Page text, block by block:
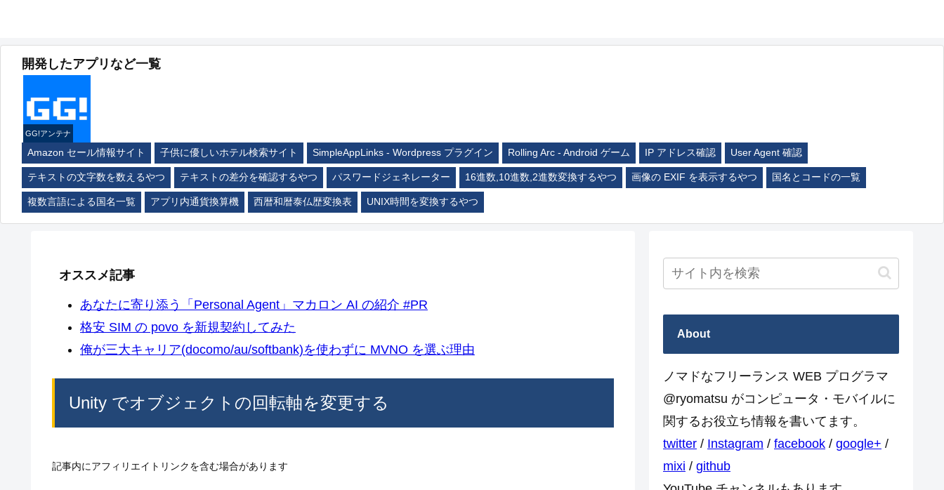
開発したアプリなど一覧
GG!アンテナ
Amazon セール情報サイト 子供に優しいホテル検索サイト SimpleAppLinks - Wordpress プラグイン Rolling Arc - Android ゲーム IP アドレス確認 User Agent 確認
テキストの文字数を数えるやつ テキストの差分を確認するやつ パスワードジェネレーター 16進数,10進数,2進数変換するやつ 画像の EXIF を表示するやつ 国名とコードの一覧
複数言語による国名一覧 アプリ内通貨換算機 西暦和暦泰仏歴変換表 UNIX時間を変換するやつ
オススメ記事
あなたに寄り添う「Personal Agent」マカロン AI の紹介 #PR
格安 SIM の povo を新規契約してみた
俺が三大キャリア(docomo/au/softbank)を使わずに MVNO を選ぶ理由
Unity でオブジェクトの回転軸を変更する
記事内にアフィリエイトリンクを含む場合があります
About
ノマドなフリーランス WEB プログラマ
@ryomatsu がコンピュータ・モバイルに
関するお役立ち情報を書いてます。
twitter / Instagram / facebook / google+ /
mixi / github